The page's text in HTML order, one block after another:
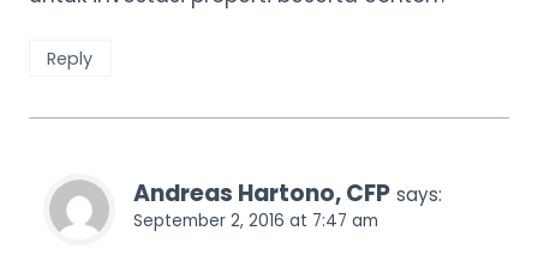
Reply
Andreas Hartono, CFP says:
September 2, 2016 at 7:47 am